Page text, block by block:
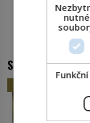
Možná
SOUVISEJÍCÍ
nutné